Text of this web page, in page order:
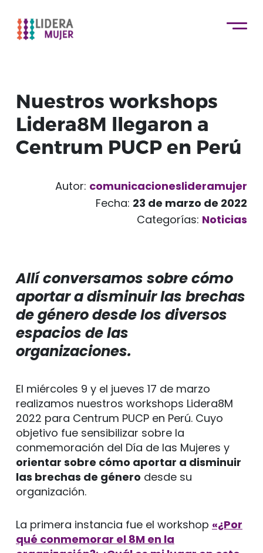
Nuestros workshops
Lidera8M llegaron a
Centrum PUCP en Perú
Autor: comunicacioneslideramujer
Fecha: 23 de marzo de 2022
Categorías: Noticias
Allí conversamos sobre cómo
aportar a disminuir las brechas
de género desde los diversos
espacios de las
organizaciones.
El miércoles 9 y el jueves 17 de marzo
realizamos nuestros workshops Lidera8M
2022 para Centrum PUCP en Perú. Cuyo
objetivo fue sensibilizar sobre la
conmemoración del Día de las Mujeres y
orientar sobre cómo aportar a disminuir
las brechas de género desde su
organización.
La primera instancia fue el workshop «¿Por
qué conmemorar el 8M en la